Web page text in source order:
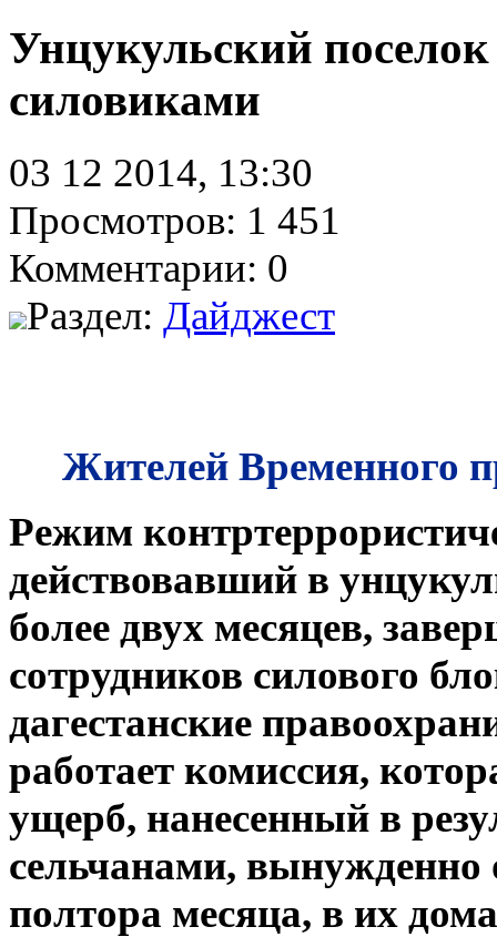
Унцукульский
силовиками
03 12 2014, 13:30
Просмотров: 1 451
Комментарии: 0
Раздел: Дайджест
Жителей Временного
Режим
действовавший в
более двух месяцев,
сотрудников силового
дагестанские
работает комиссия,
ущерб, нанесенный в
сельчанами,
полтора месяца, в их